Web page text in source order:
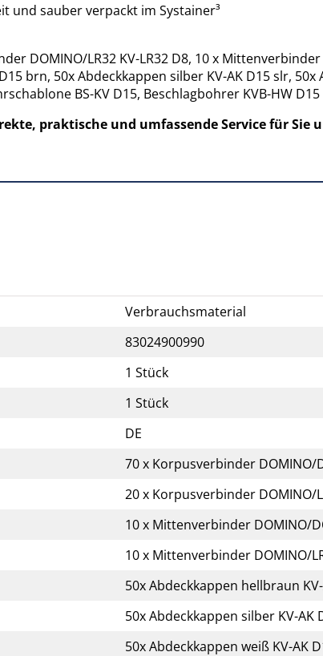
und sauber verpackt im Systainer³
DOMINO/LR32 KV-LR32 D8, 10 x
brn, 50x Abdeckkappen silber KV-AK D15 slr,
BS-KV D15, Beschlagbohrer KVB-HW
praktische und umfassende Service für Sie
Verbrauchsmaterial
83024900990
1 Stück
1 Stück
DE
70 x Korpusverbinder DOMINO/
20 x Korpusverbinder DOMINO/
10 x Mittenverbinder DOMINO/
10 x Mittenverbinder DOMINO/
50x Abdeckkappen hellbraun
50x Abdeckkappen silber KV-AK
50x Abdeckkappen weiß KV-AK